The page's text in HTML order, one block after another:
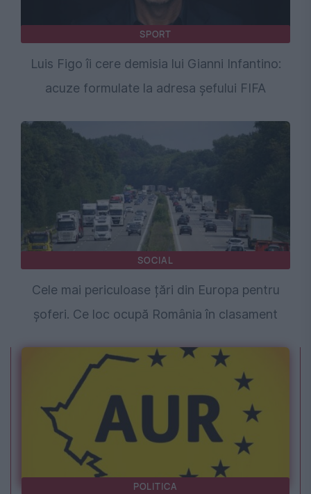
SPORT
Luis Figo îi cere demisia lui Gianni Infantino:
acuze formulate la adresa șefului FIFA
SOCIAL
Cele mai periculoase țări din Europa pentru
șoferi. Ce loc ocupă România în clasament
POLITICA